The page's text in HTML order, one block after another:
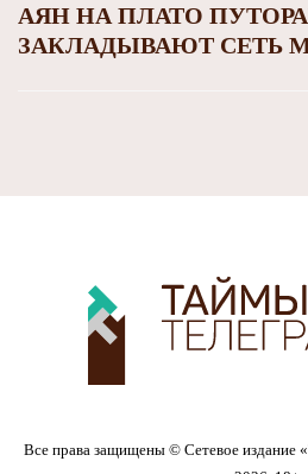
АЯН НА ПЛАТО
ЗАКЛАДЫВАЮТ СЕТЬ
Все права защищены © Сетевое издание